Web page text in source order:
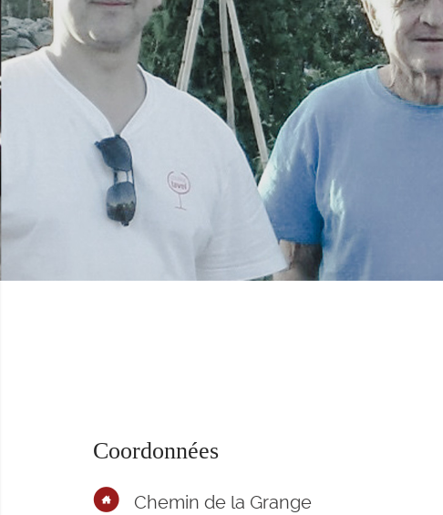
Coordonnées
Chemin de la Grange